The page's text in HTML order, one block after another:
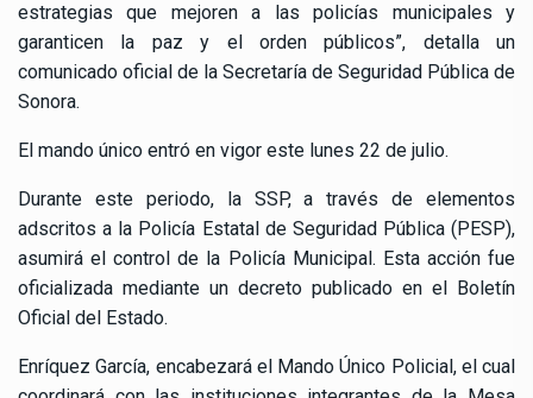
estrategias que mejoren a las policías municipales y
garanticen la paz y el orden públicos”, detalla un
comunicado oficial de la Secretaría de Seguridad Pública de
Sonora.
El mando único entró en vigor este lunes 22 de julio.
Durante este periodo, la SSP, a través de elementos
adscritos a la Policía Estatal de Seguridad Pública (PESP),
asumirá el control de la Policía Municipal. Esta acción fue
oficializada mediante un decreto publicado en el Boletín
Oficial del Estado.
Enríquez García, encabezará el Mando Único Policial, el cual